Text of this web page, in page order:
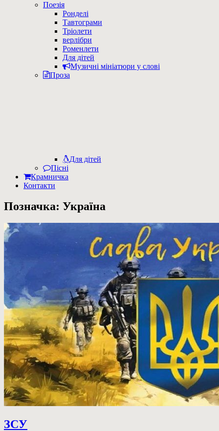
Поезія
Ронделі
Тавтограми
Тріолети
верлібри
Роменлети
Для дітей
Музичні мініатюри у слові
Проза
Для дітей
Пісні
Крамничка
Контакти
Позначка: Україна
ЗСУ